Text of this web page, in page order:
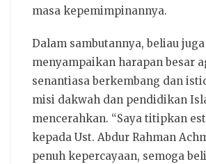
masa kepemimpinannya.
Dalam sambutannya, beliau juga
menyampaikan harapan besar
senantiasa berkembang dan
misi dakwah dan pendidikan
mencerahkan. “Saya titipkan
kepada Ust. Abdur Rahman
penuh kepercayaan, semoga